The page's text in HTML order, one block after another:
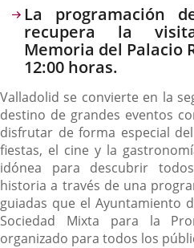
Descripción
La programación
recupera la
Memoria del Palacio
12:00 horas.
Valladolid se convierte en la
destino de grandes eventos
disfrutar de forma especial
fiestas, el cine y la
idónea para descubrir
historia a través de una
guiadas que el Ayuntamiento
Sociedad Mixta para la
organizado para todos los